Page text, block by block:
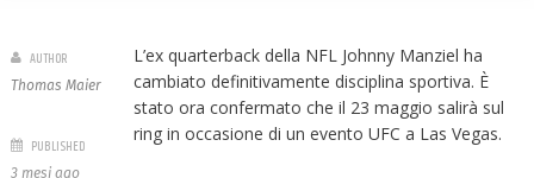
L’ex quarterback della NFL Johnny Manziel ha
cambiato definitivamente disciplina sportiva. È
stato ora confermato che il 23 maggio salirà sul
ring in occasione di un evento UFC a Las Vegas.
AUTHOR
Thomas Maier
PUBLISHED
3 mesi ago